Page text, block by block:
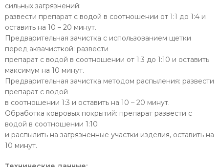
сильных загрязнений:
развести препарат с водой в соотношении от 1:1 до 1:4 и
оставить на 10 – 20 минут.
Предварительная зачистка с использованием щетки
перед аквачисткой: развести
препарат с водой в соотношении от 1:3 до 1:10 и оставить
максимум на 10 минут.
Предварительная зачистка методом распыления: развести
препарат с водой
в соотношении 1:3 и оставить на 10 – 20 минут.
Обработка ковровых покрытий: препарат развести с
водой в соотношении 1:10
и распылить на загрязненные участки изделия, оставить на
10 минут.